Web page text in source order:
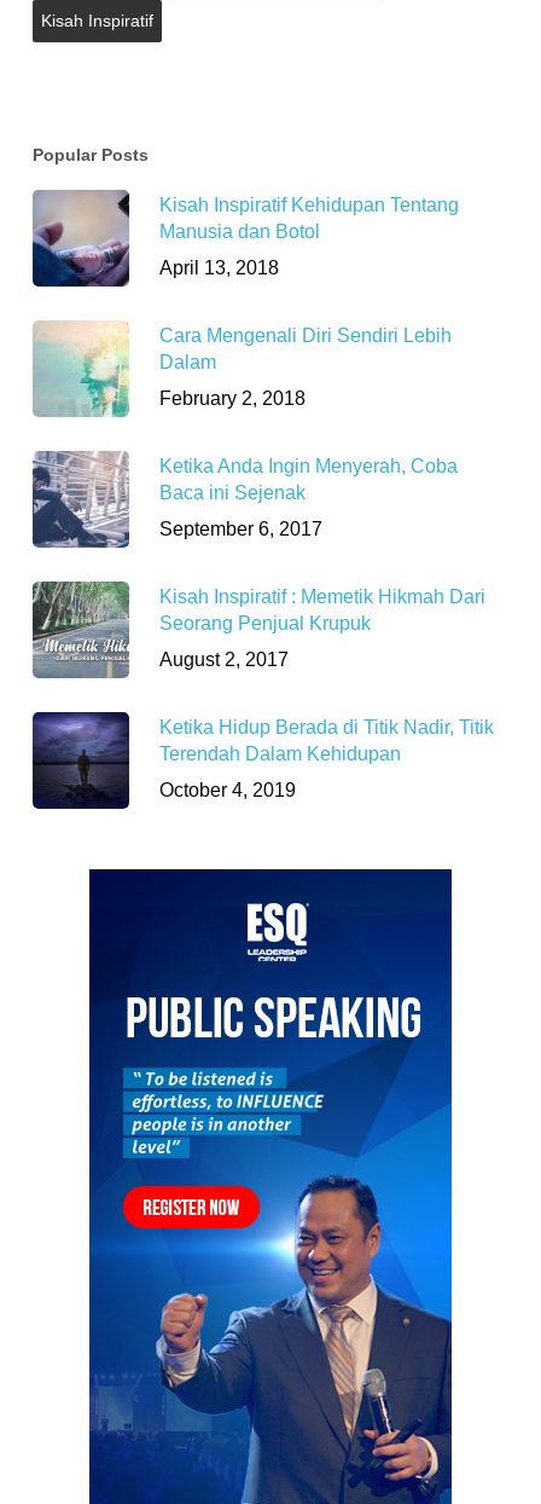
Kisah Inspiratif
Popular Posts
Kisah Inspiratif Kehidupan Tentang
Manusia dan Botol
April 13, 2018
Cara Mengenali Diri Sendiri Lebih
Dalam
February 2, 2018
Ketika Anda Ingin Menyerah, Coba
Baca ini Sejenak
September 6, 2017
Kisah Inspiratif : Memetik Hikmah Dari
Seorang Penjual Krupuk
August 2, 2017
Ketika Hidup Berada di Titik Nadir, Titik
Terendah Dalam Kehidupan
October 4, 2019